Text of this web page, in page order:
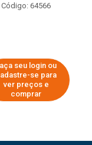
Código: 64566
seu login ou
se para
ver preços e
comprar